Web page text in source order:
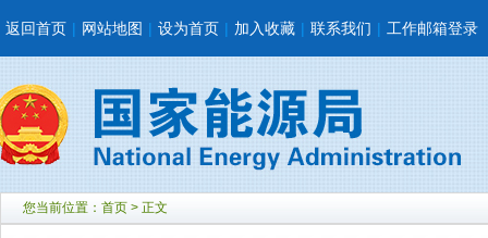
返回首页 | 网站地图 | 设为首页 | 加入收藏 | 联系我们 | 工作邮箱登录
您当前位置： 首页 > 正文